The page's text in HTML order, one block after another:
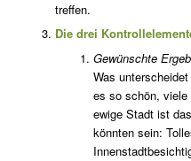
treffen.
Die drei
Gewünschte
Was
es so schön, viele
ewige Stadt ist
könnten sein: